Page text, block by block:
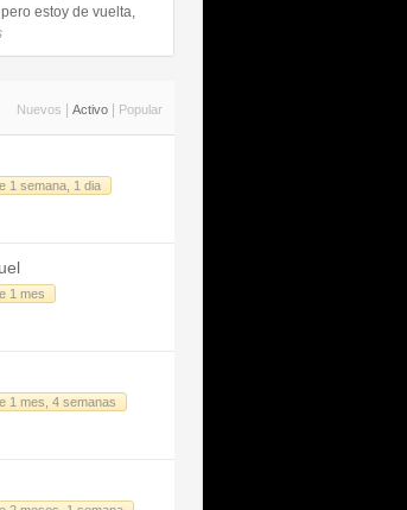
estoy de vuelta,
Nuevos Activo Popular
1 semana, 1 dia
1 mes
1 mes, 4 semanas